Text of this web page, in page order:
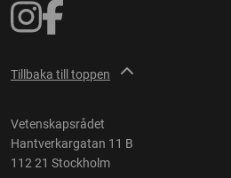
Tillbaka till toppen
Vetenskapsrådet
Hantverkargatan 11 B
112 21 Stockholm